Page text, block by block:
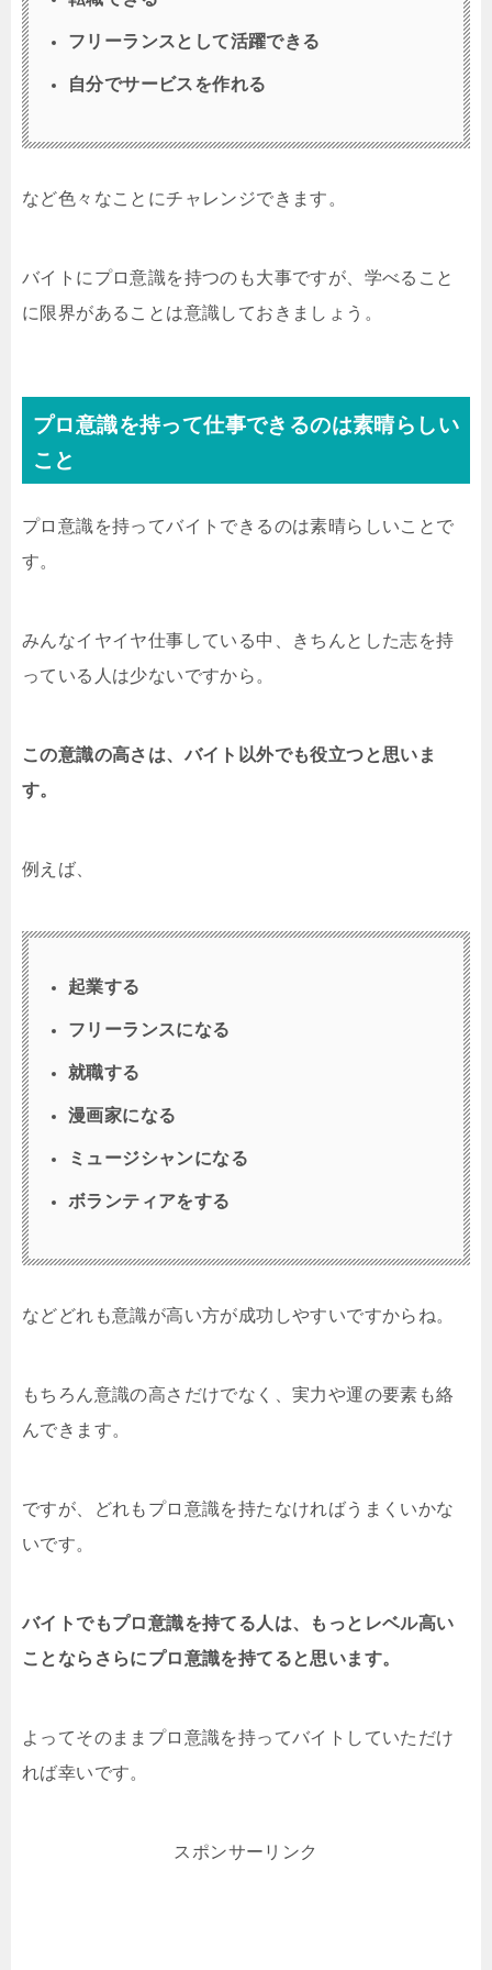
フリーランスとして活躍できる
自分でサービスを作れる
など色々なことにチャレンジできます。
バイトにプロ意識を持つのも大事ですが、学べること
に限界があることは意識しておきましょう。
プロ意識を持って仕事できるのは素晴らしい
こと
プロ意識を持ってバイトできるのは素晴らしいことで
す。
みんなイヤイヤ仕事している中、きちんとした志を持
っている人は少ないですから。
この意識の高さは、バイト以外でも役立つと思いま
す。
例えば、
起業する
フリーランスになる
就職する
漫画家になる
ミュージシャンになる
ボランティアをする
などどれも意識が高い方が成功しやすいですからね。
もちろん意識の高さだけでなく、実力や運の要素も絡
んできます。
ですが、どれもプロ意識を持たなければうまくいかな
いです。
バイトでもプロ意識を持てる人は、もっとレベル高い
ことならさらにプロ意識を持てると思います。
よってそのままプロ意識を持ってバイトしていただけ
れば幸いです。
スポンサーリンク